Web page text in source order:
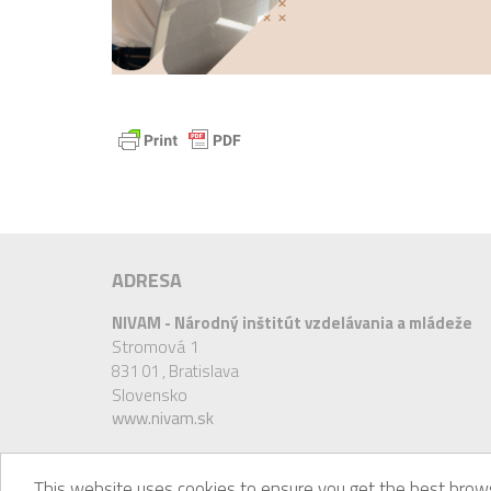
ADRESA
NIVAM - Národný inštitút vzdelávania a mládeže
Stromová 1
831 01 , Bratislava
Slovensko
www.nivam.sk